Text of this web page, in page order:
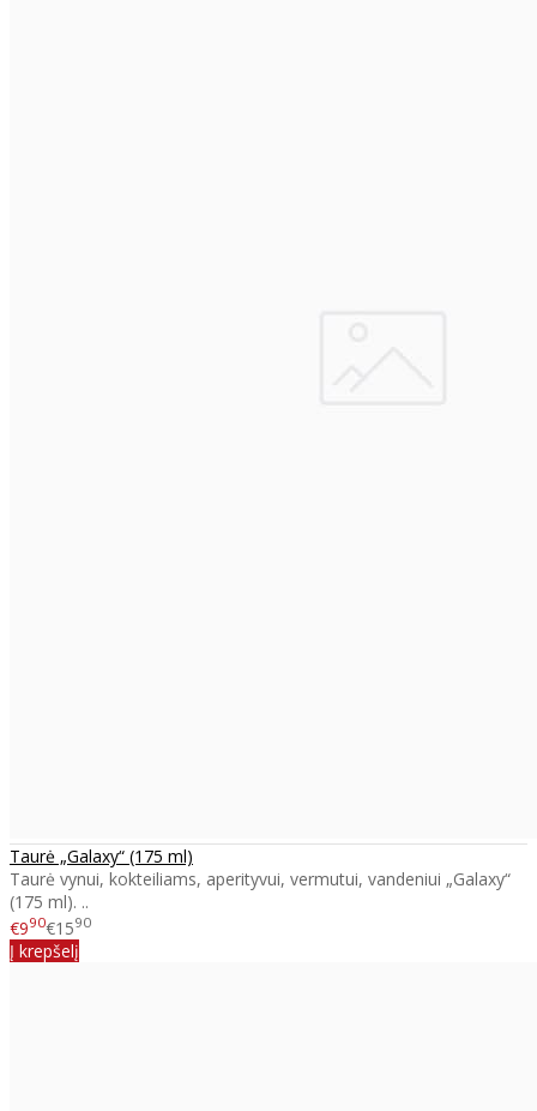
Taurė „Galaxy“ (175 ml)
Taurė vynui, kokteiliams, aperityvui, vermutui, vandeniui „Galaxy“
(175 ml). ..
€990€1590
Į krepšelį